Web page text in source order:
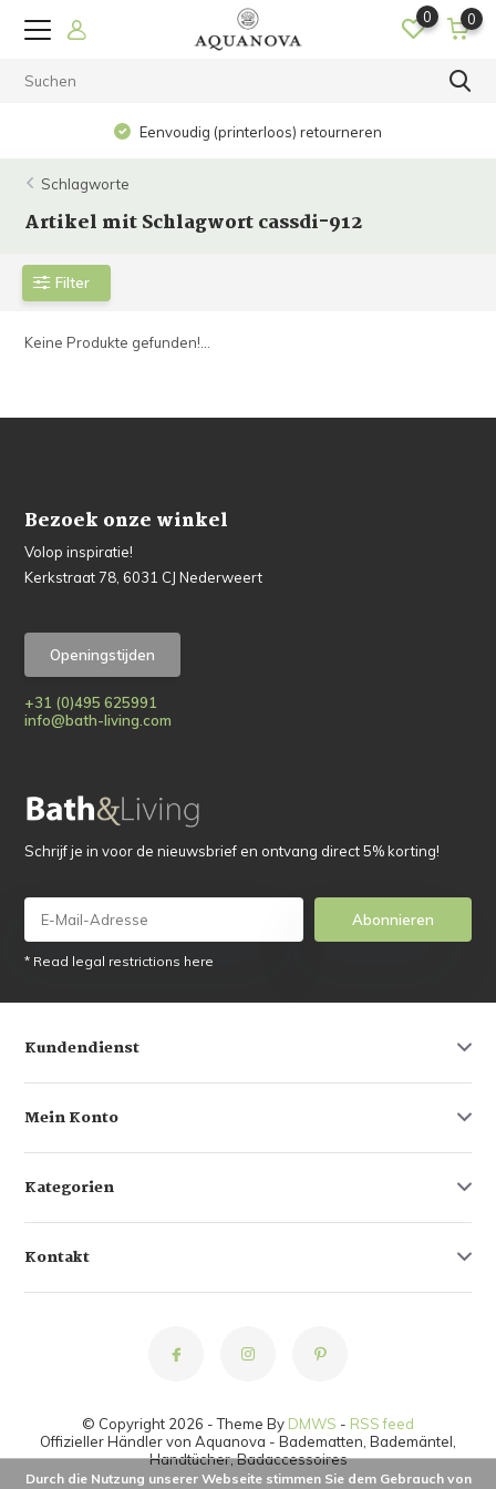
0 0
Eenvoudig (printerloos) retourneren
Schlagworte
Artikel mit Schlagwort cassdi-912
Filter
Keine Produkte gefunden!...
Bezoek onze winkel
Volop inspiratie!
Kerkstraat 78, 6031 CJ Nederweert
Openingstijden
+31 (0)495 625991
info@bath-living.com
Schrijf je in voor de nieuwsbrief en ontvang direct 5% korting!
Abonnieren
* Read legal restrictions here
Kundendienst
Mein Konto
Kategorien
Kontakt
© Copyright 2026 - Theme By DMWS - RSS feed
Offizieller Händler von Aquanova - Badematten, Bademäntel,
Handtücher, Badaccessoires
Durch die Nutzung unserer Webseite stimmen Sie dem Gebrauch von